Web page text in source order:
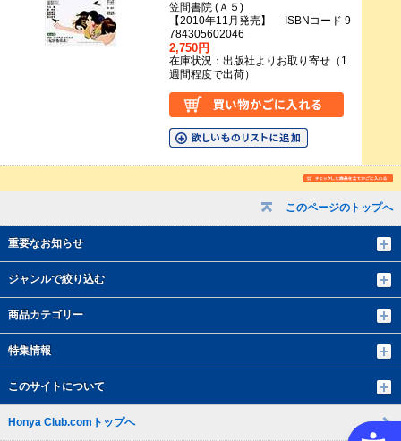
このページのトップへ
重要なお知らせ
ジャンルで絞り込む
商品カテゴリー
特集情報
このサイトについて
笠間書院 (Ａ５)
【2010年11月発売】 ISBNコード 9
784305602046
2,750円
在庫状況：出版社よりお取り寄せ（1
週間程度で出荷）
Honya Club.comトップへ